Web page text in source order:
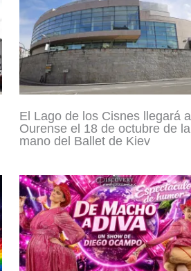
El Lago de los Cisnes llegará a
Ourense el 18 de octubre de la
mano del Ballet de Kiev